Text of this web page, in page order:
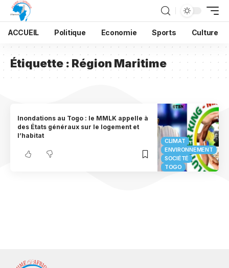
ACCUEIL Politique Economie Sports Culture
Étiquette : Région Maritime
CLIMAT
ENVIRONNEMENT
SOCIÉTÉ
TOGO
Inondations au Togo : le MMLK appelle à
des États généraux sur le logement et
l’habitat